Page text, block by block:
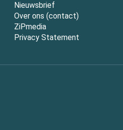
Nieuwsbrief
Over ons (contact)
ZiPmedia
Privacy Statement